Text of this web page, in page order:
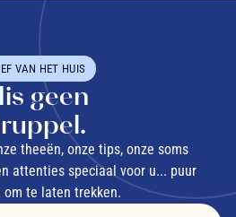
VAN HET HUIS
geen
theeën, onze tips, onze soms
attenties speciaal voor u... puur
om te laten trekken.